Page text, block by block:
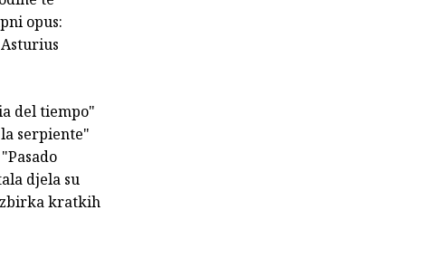
opus:
del tiempo"
serpiente"
djela su
zbirka kratkih